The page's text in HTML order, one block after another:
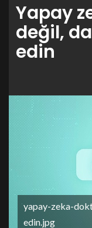
Yapay
değil,
edin
yapay-zeka-
edin.jpg